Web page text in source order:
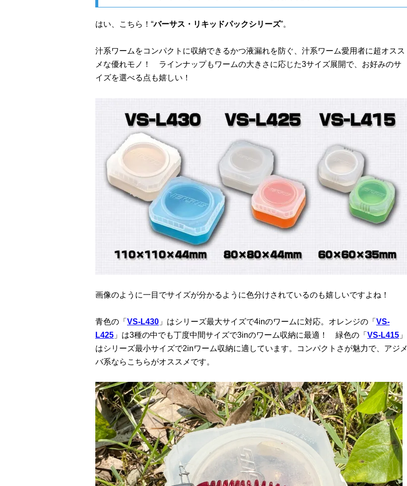
はい、こちら！“バーサス・リキッドパックシリーズ”。
汁系ワームをコンパクトに収納できるかつ液漏れを防ぐ、汁系ワーム愛用者に超オスス
メな優れモノ！ ラインナップもワームの大きさに応じた3サイズ展開で、お好みのサ
イズを選べる点も嬉しい！
画像のように一目でサイズが分かるように色分けされているのも嬉しいですよね！
青色の「 VS-L430 」はシリーズ最大サイズで4inのワームに対応。オレンジの「 VS-
L425 」は3種の中でも丁度中間サイズで3inのワーム収納に最適！ 緑色の「 VS-L415 」
はシリーズ最小サイズで2inワーム収納に適しています。コンパクトさが魅力で、アジメ
バ系ならこちらがオススメです。